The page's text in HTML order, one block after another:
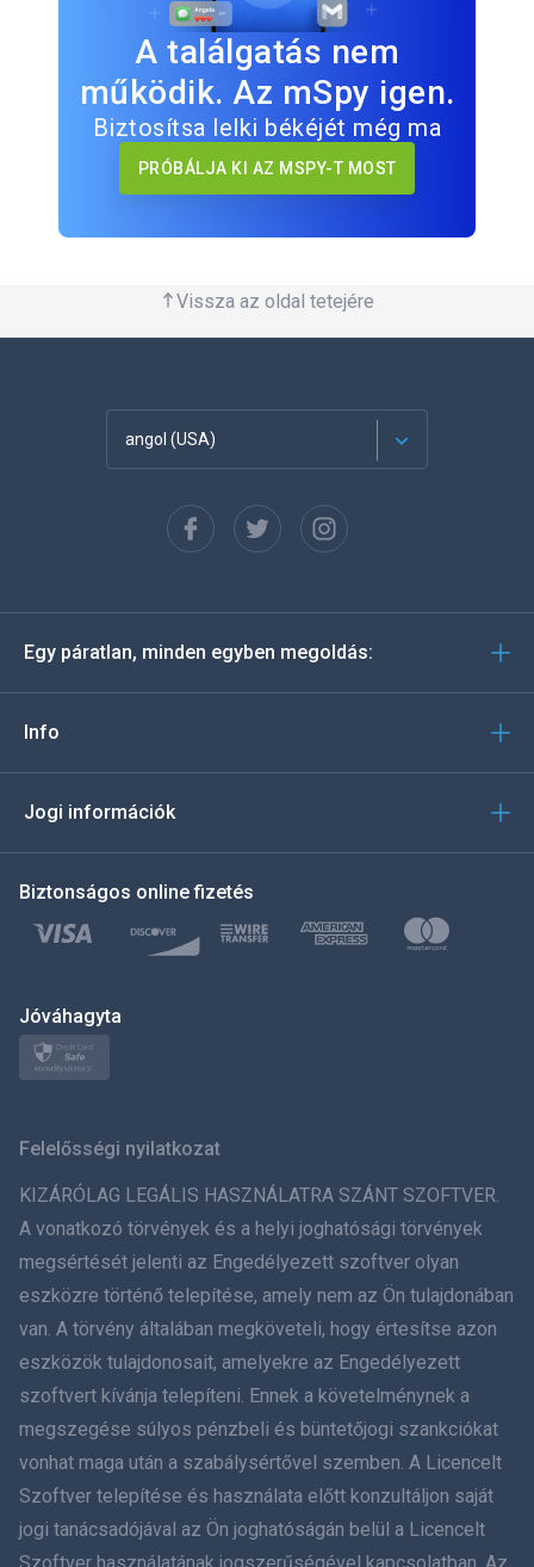
A találgatás nem
működik. Az mSpy igen.
Biztosítsa lelki békéjét még ma
PRÓBÁLJA KI AZ MSPY-T MOST
Vissza az oldal tetejére
angol (USA)
Español
Deutsch
Português
Türkçe
Polski
ภาษาไทย
简体中文
Dansk
हिंदी
עברית
Română
Egy páratlan, minden egyben megoldás:
Info
Jogi információk
Biztonságos online fizetés
Jóváhagyta
Felelősségi nyilatkozat
KIZÁRÓLAG LEGÁLIS HASZNÁLATRA SZÁNT SZOFTVER.
A vonatkozó törvények és a helyi joghatósági törvények
megsértését jelenti az Engedélyezett szoftver olyan
eszközre történő telepítése, amely nem az Ön tulajdonában
van. A törvény általában megköveteli, hogy értesítse azon
eszközök tulajdonosait, amelyekre az Engedélyezett
szoftvert kívánja telepíteni. Ennek a követelménynek a
megszegése súlyos pénzbeli és büntetőjogi szankciókat
vonhat maga után a szabálysértővel szemben. A Licencelt
Szoftver telepítése és használata előtt konzultáljon saját
jogi tanácsadójával az Ön joghatóságán belül a Licencelt
Szoftver használatának jogszerűségével kapcsolatban. Az